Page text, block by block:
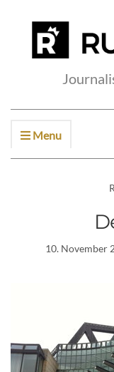
Menu
10. November